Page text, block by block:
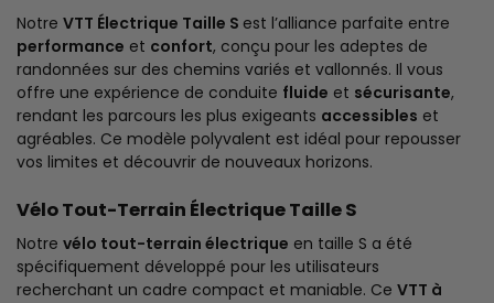
Notre VTT Électrique Taille S est l’alliance parfaite entre
performance et confort, conçu pour les adeptes de
randonnées sur des chemins variés et vallonnés. Il vous
offre une expérience de conduite fluide et sécurisante,
rendant les parcours les plus exigeants accessibles et
agréables. Ce modèle polyvalent est idéal pour repousser
vos limites et découvrir de nouveaux horizons.
Vélo Tout-Terrain Électrique Taille S
Notre vélo tout-terrain électrique en taille S a été
spécifiquement développé pour les utilisateurs
recherchant un cadre compact et maniable. Ce VTT à